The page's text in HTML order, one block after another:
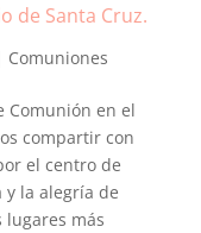
de Santa Cruz.
Comuniones
Comunión en el
compartir con
el centro de
la alegría de
más